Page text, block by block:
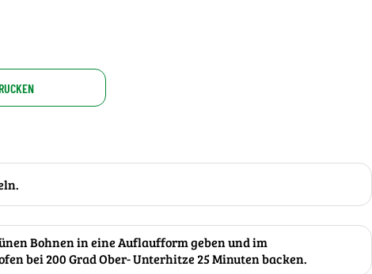
Bohnen in eine Auflaufform geben und im
bei 200 Grad Ober- Unterhitze 25 Minuten backen.